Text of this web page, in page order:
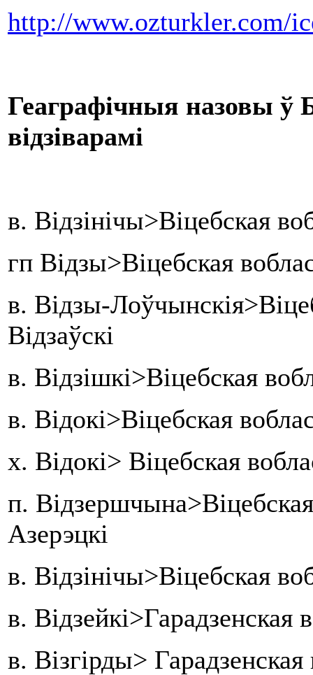
http://www.ozturkler.com/
Геаграфічныя назовы ў
відзіварамі
в. Відзінічы>Віцебская
гп Відзы>Віцебская
в. Відзы-
Відзаўскі
в. Відзішкі>Віцебская
в. Відокі>Віцебская
х. Відокі> Віцебская
п.
Азерэцкі
в. Відзінічы>Віцебская
в. Відзейкі>Гарадзенская
в. Візгірды>